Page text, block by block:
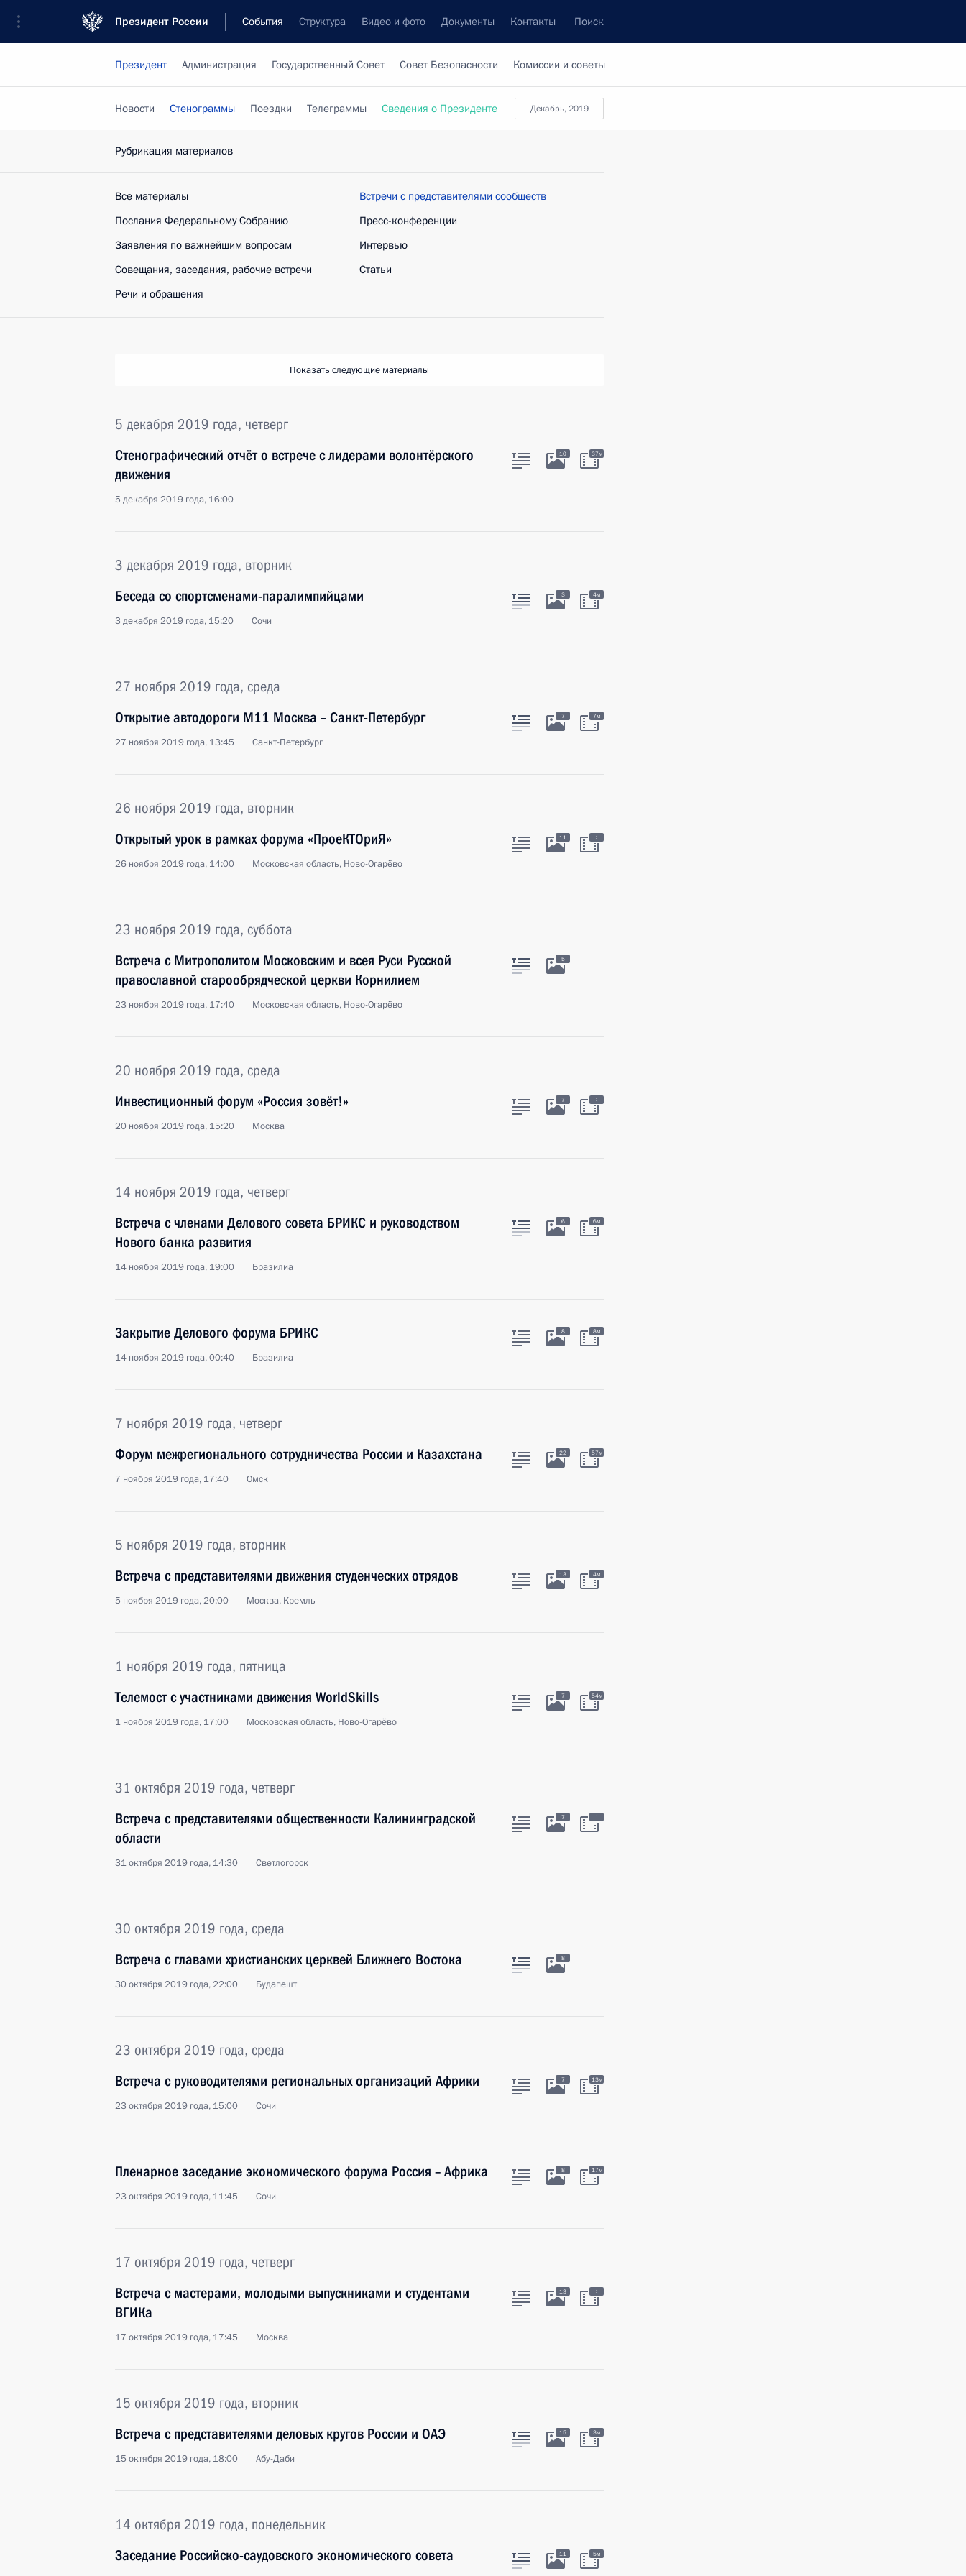
Президент России События Структура Видео и фото Документы Контакты Поиск
Президент Администрация Государственный Совет Совет Безопасности Комиссии и советы
декабрь, 2019
Новости Стенограммы Поездки Телеграммы Сведения о Президенте
Рубрикация материалов
Все материалы
Послания Федеральному Собранию
Заявления по важнейшим вопросам
Совещания, заседания, рабочие встречи
Речи и обращения
Встречи с представителями сообществ
Пресс-конференции
Интервью
Статьи
Показать следующие материалы
5 декабря 2019 года, четверг
Стенографический отчёт о встрече с лидерами волонтёрского
движения
5 декабря 2019 года, 16:00
10 37м
3 декабря 2019 года, вторник
Беседа со спортсменами-паралимпийцами
3 декабря 2019 года, 15:20 Сочи
3 4м
27 ноября 2019 года, среда
Открытие автодороги М11 Москва – Санкт-Петербург
27 ноября 2019 года, 13:45 Санкт-Петербург
7 7м
26 ноября 2019 года, вторник
Открытый урок в рамках форума «ПроеКТОриЯ»
26 ноября 2019 года, 14:00 Московская область, Ново-Огарёво
11 :
23 ноября 2019 года, суббота
Встреча с Митрополитом Московским и всея Руси Русской
православной старообрядческой церкви Корнилием
23 ноября 2019 года, 17:40 Московская область, Ново-Огарёво
5
20 ноября 2019 года, среда
Инвестиционный форум «Россия зовёт!»
20 ноября 2019 года, 15:20 Москва
7 :
14 ноября 2019 года, четверг
Встреча с членами Делового совета БРИКС и руководством
Нового банка развития
14 ноября 2019 года, 19:00 Бразилиа
6 6м
Закрытие Делового форума БРИКС
14 ноября 2019 года, 00:40 Бразилиа
8 8м
7 ноября 2019 года, четверг
Форум межрегионального сотрудничества России и Казахстана
7 ноября 2019 года, 17:40 Омск
22 57м
5 ноября 2019 года, вторник
Встреча с представителями движения студенческих отрядов
5 ноября 2019 года, 20:00 Москва, Кремль
13 4м
1 ноября 2019 года, пятница
Телемост с участниками движения WorldSkills
1 ноября 2019 года, 17:00 Московская область, Ново-Огарёво
7 54м
31 октября 2019 года, четверг
Встреча с представителями общественности Калининградской
области
31 октября 2019 года, 14:30 Светлогорск
7 :
30 октября 2019 года, среда
Встреча с главами христианских церквей Ближнего Востока
30 октября 2019 года, 22:00 Будапешт
8
23 октября 2019 года, среда
Встреча с руководителями региональных организаций Африки
23 октября 2019 года, 15:00 Сочи
7 13м
Пленарное заседание экономического форума Россия – Африка
23 октября 2019 года, 11:45 Сочи
8 17м
17 октября 2019 года, четверг
Встреча с мастерами, молодыми выпускниками и студентами
ВГИКа
17 октября 2019 года, 17:45 Москва
13 :
15 октября 2019 года, вторник
Встреча с представителями деловых кругов России и ОАЭ
15 октября 2019 года, 18:00 Абу-Даби
15 3м
14 октября 2019 года, понедельник
Заседание Российско-саудовского экономического совета
11 5м